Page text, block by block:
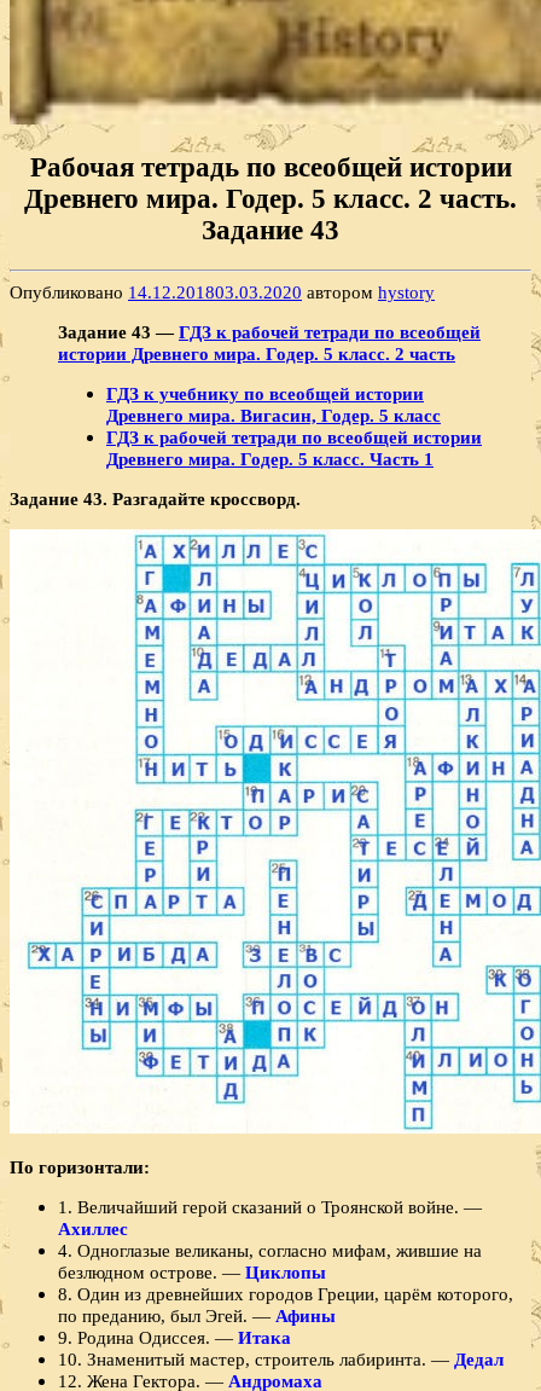
Рабочая тетрадь по всеобщей истории
Древнего мира. Годер. 5 класс. 2 часть.
Задание 43
Опубликовано 14.12.201803.03.2020 автором hystory
Задание 43 —ГДЗ к рабочей тетради по всеобщей
истории Древнего мира. Годер. 5 класс. 2 часть
ГДЗ к учебнику по всеобщей истории
Древнего мира. Вигасин, Годер. 5 класс
ГДЗ к рабочей тетради по всеобщей истории
Древнего мира. Годер. 5 класс. Часть 1
Задание 43. Разгадайте кроссворд.
По горизонтали:
1. Величайший герой сказаний о Тро­янской войне. —
Ахиллес
4. Одноглазые великаны, согласно мифам, жившие на
безлюдном острове. — Циклопы
8. Один из древнейших городов Греции, царём которого,
по преданию, был Эгей. — Афины
9. Родина Одиссея. — Итака
10. Знаменитый мастер, строитель ла­биринта. — Дедал
12. Жена Гектора. — Андромаха